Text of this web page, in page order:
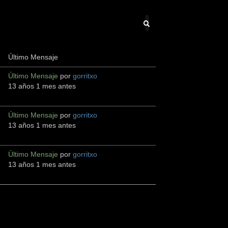
Último Mensaje
Último Mensaje por gorritxo
13 años 1 mes antes
Último Mensaje por gorritxo
13 años 1 mes antes
Último Mensaje por gorritxo
13 años 1 mes antes